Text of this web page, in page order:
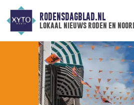
RODENSDAGBLAD.NL
lokaal nieuws roden en